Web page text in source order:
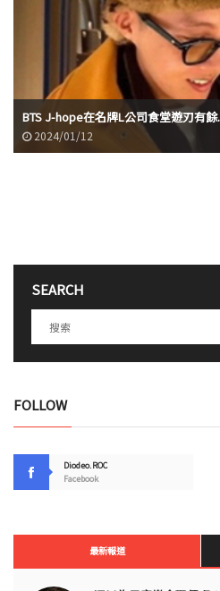
BTS J-hope在名牌L公司食堂遊刃有
2024/01/12
SEARCH
FOLLOW
Diodeo.ROC
Facebook
最新報道